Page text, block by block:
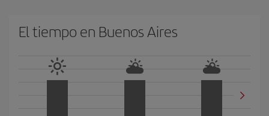
El tiempo en Buenos Aires